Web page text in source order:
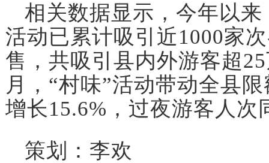
相关数据显示，今年以
活动已累计吸引近1000家
售，共吸引县内外游客超
月，“村味”活动带动全县
增长15.6%，过夜游客人次
策划：李欢